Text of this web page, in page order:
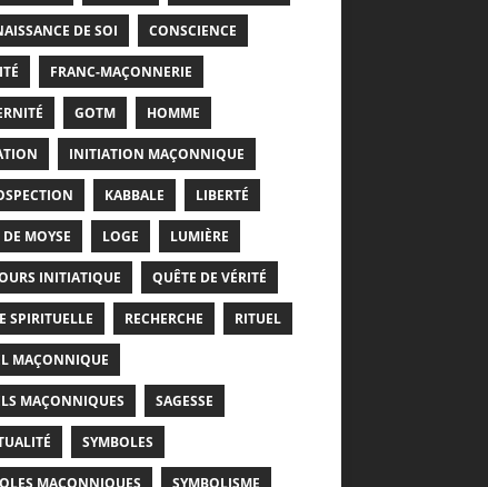
DE SOI CONSCIENCE
FRANC-MAÇONNERIE
GOTM HOMME
INITIATION MAÇONNIQUE
KABBALE LIBERTÉ
MOYSE LOGE LUMIÈRE
INITIATIQUE QUÊTE DE VÉRITÉ
SPIRITUELLE RECHERCHE RITUEL
MAÇONNIQUE
MAÇONNIQUES SAGESSE
SYMBOLES
MAÇONNIQUES SYMBOLISME